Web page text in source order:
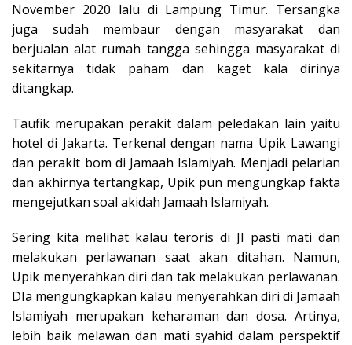
November 2020 lalu di Lampung Timur. Tersangka
juga sudah membaur dengan masyarakat dan
berjualan alat rumah tangga sehingga masyarakat di
sekitarnya tidak paham dan kaget kala dirinya
ditangkap.
Taufik merupakan perakit dalam peledakan lain yaitu
hotel di Jakarta. Terkenal dengan nama Upik Lawangi
dan perakit bom di Jamaah Islamiyah. Menjadi pelarian
dan akhirnya tertangkap, Upik pun mengungkap fakta
mengejutkan soal akidah Jamaah Islamiyah.
Sering kita melihat kalau teroris di JI pasti mati dan
melakukan perlawanan saat akan ditahan. Namun,
Upik menyerahkan diri dan tak melakukan perlawanan.
DIa mengungkapkan kalau menyerahkan diri di Jamaah
Islamiyah merupakan keharaman dan dosa. Artinya,
lebih baik melawan dan mati syahid dalam perspektif